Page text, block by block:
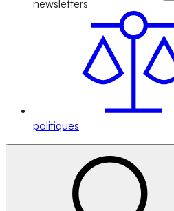
newsletters
politiques